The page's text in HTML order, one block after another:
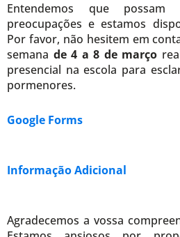
Entendemos que
preocupações e estamos
Por favor, não hesitem em
semana de 4 a 8 de março
presencial na escola para
pormenores.
Google Forms
Informação Adicional
Agradecemos a vossa